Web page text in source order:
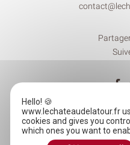
© CHÂTEAU
Hello! 🍪
www.lechateaudelatour.fr
cookies and gives you
which ones you want to